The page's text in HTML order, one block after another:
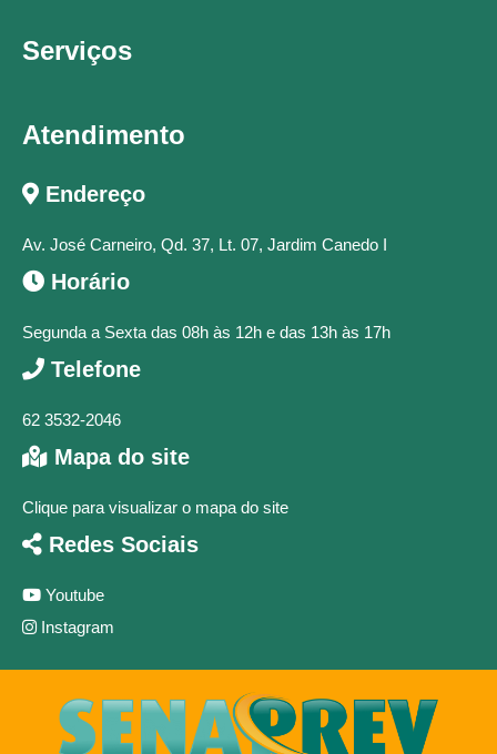
Serviços
Atendimento
Endereço
Av. José Carneiro, Qd. 37, Lt. 07, Jardim Canedo I
Horário
Segunda a Sexta das 08h às 12h e das 13h às 17h
Telefone
62 3532-2046
Mapa do site
Clique para visualizar o mapa do site
Redes Sociais
Youtube
Instagram